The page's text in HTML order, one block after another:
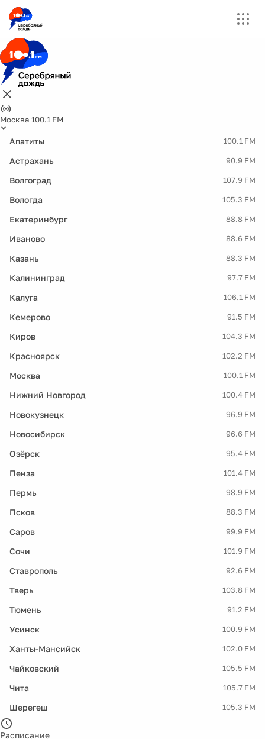
Москва 100.1 FM
Апатиты 100.1 FM
Астрахань 90.9 FM
Волгоград 107.9 FM
Вологда 105.3 FM
Екатеринбург 88.8 FM
Иваново 88.6 FM
Казань 88.3 FM
Калининград 97.7 FM
Калуга 106.1 FM
Кемерово 91.5 FM
Киров 104.3 FM
Красноярск 102.2 FM
Москва 100.1 FM
Нижний Новгород 100.4 FM
Новокузнецк 96.9 FM
Новосибирск 96.6 FM
Озёрск 95.4 FM
Пенза 101.4 FM
Пермь 98.9 FM
Псков 88.3 FM
Саров 99.9 FM
Сочи 101.9 FM
Ставрополь 92.6 FM
Тверь 103.8 FM
Тюмень 91.2 FM
Усинск 100.9 FM
Ханты-Мансийск 102.0 FM
Чайковский 105.5 FM
Чита 105.7 FM
Шерегеш 105.3 FM
Расписание